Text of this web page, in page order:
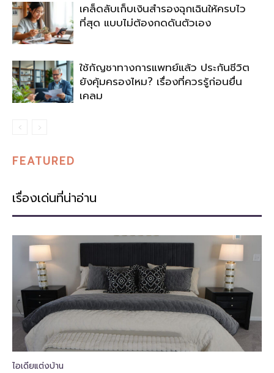
เคล็ดลับเก็บเงินสำรองฉุกเฉินให้ครบไว
ที่สุด แบบไม่ต้องกดดันตัวเอง
ใช้กัญชาทางการแพทย์แล้ว ประกันชีวิต
ยังคุ้มครองไหม? เรื่องที่ควรรู้ก่อนยื่น
เคลม
FEATURED
เรื่องเด่นที่น่าอ่าน
ไอเดียแต่งบ้าน